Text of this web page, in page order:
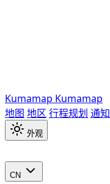
Kumamap Kumamap
地图 地区 行程规划 通知
外观
CN